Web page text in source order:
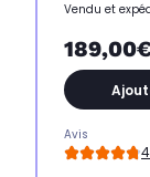
Vendu et
Avis